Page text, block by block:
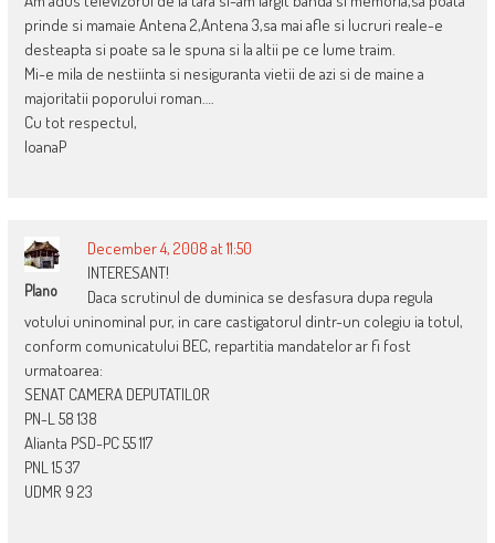
prinde si mamaie Antena 2,Antena 3,sa mai afle si lucruri reale-e
desteapta si poate sa le spuna si la altii pe ce lume traim.
Mi-e mila de nestiinta si nesiguranta vietii de azi si de maine a
majoritatii poporului roman….
Cu tot respectul,
IoanaP
Plano
December 4, 2008 at 11:50
INTERESANT!
Daca scrutinul de duminica se desfasura dupa regula
votului uninominal pur, in care castigatorul dintr-un colegiu ia totul,
conform comunicatului BEC, repartitia mandatelor ar fi fost
urmatoarea:
SENAT CAMERA DEPUTATILOR
PN-L 58 138
Alianta PSD-PC 55 117
PNL 15 37
UDMR 9 23